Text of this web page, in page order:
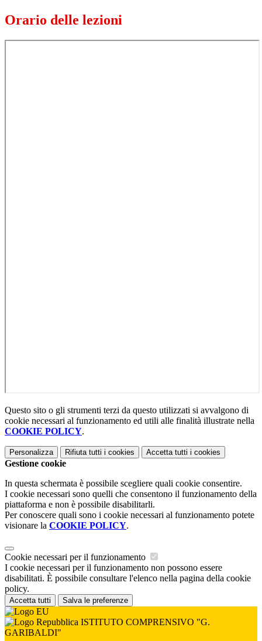
Orario delle lezioni
Questo sito o gli strumenti terzi da questo utilizzati si avvalgono di
cookie necessari al funzionamento ed utili alle finalità illustrate nella
COOKIE POLICY.
Personalizza Rifiuta tutti i cookies Accetta tutti i cookies
Gestione cookie
In questa schermata è possibile scegliere quali cookie consentire.
I cookie necessari sono quelli che consentono il funzionamento della
piattaforma e non è possibile disabilitarli.
Per conoscere quali sono i cookie necessari al funzionamento potete
visionare la COOKIE POLICY.
Cookie necessari per il funzionamento
I cookie necessari per il funzionamento non possono essere
disabilitati. È possibile consultare l'elenco nella pagina della cookie
policy.
Accetta tutti Salva le preferenze
ISTITUTO COMPRENSIVO "G.
GARIBALDI"